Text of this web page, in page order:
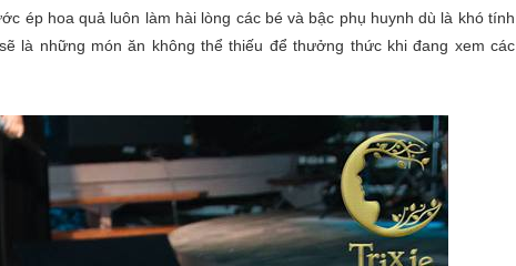
ép hoa quả luôn làm hài lòng các bé và bậc phụ huynh dù là khó tính
là những món ăn không thể thiếu để thưởng thức khi đang xem các